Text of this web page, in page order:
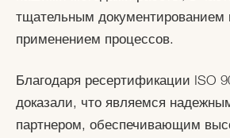
тщательным документированием
применением процессов.
Благодаря ресертификации ISO
доказали, что являемся
партнером, обеспечивающим